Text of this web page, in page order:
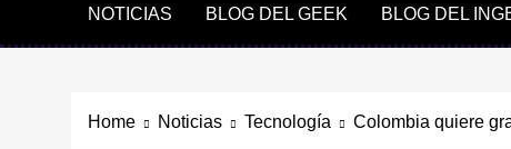
NOTICIAS BLOG DEL GEEK BLOG DEL
Home Noticias Tecnología Colombia quiere